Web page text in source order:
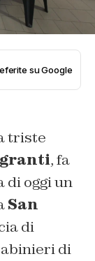
su Google
triste
, fa
di oggi un
San
di
di